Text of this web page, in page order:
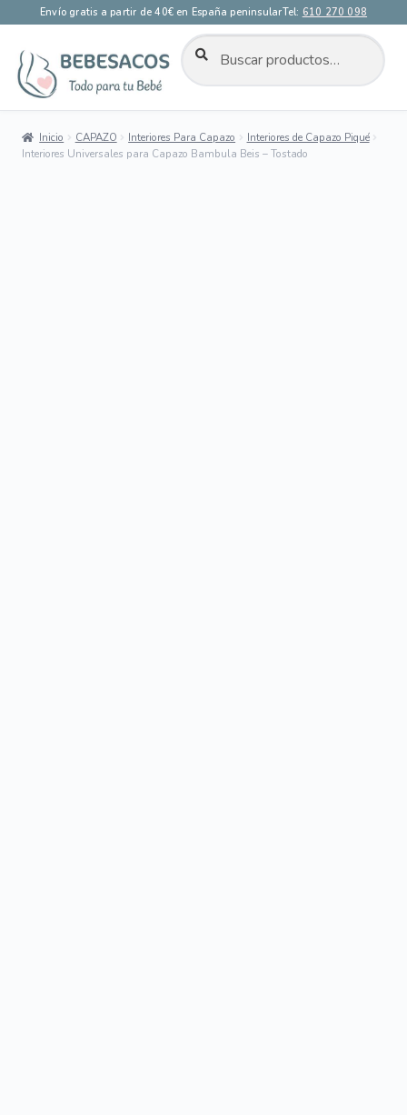
Envío gratis a partir de 40€ en España peninsularTel: 610 270 098
navegación
Buscar
por:
BUSCAR
Inicio CAPAZO Interiores Para Capazo
Interiores de Capazo Piqué
Interiores Universales para Capazo Bambula Beis – Tostado